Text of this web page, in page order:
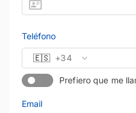
Teléfono
🇪🇸 +34
Prefiero que me
Email